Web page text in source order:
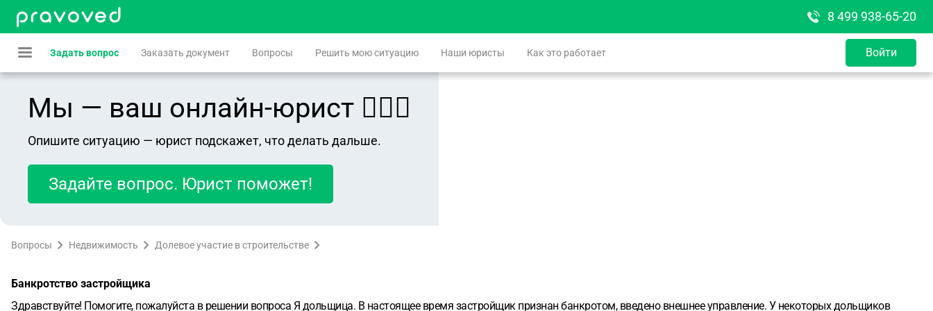
8 499 938-65-20
Задать вопрос Заказать документ Вопросы Решить мою ситуацию Наши юристы Как это работает Войти
Мы — ваш онлайн-юрист 👨🏻‍⚖️
Опишите ситуацию — юрист подскажет, что делать дальше.
Задайте вопрос. Юрист поможет!
Вопросы Недвижимость Долевое участие в строительстве
Банкротство застройщика
Здравствуйте! Помогите, пожалуйста в решении вопроса Я дольщица. В настоящее время застройщик признан банкротом, введено внешнее управление. У некоторых дольщиков